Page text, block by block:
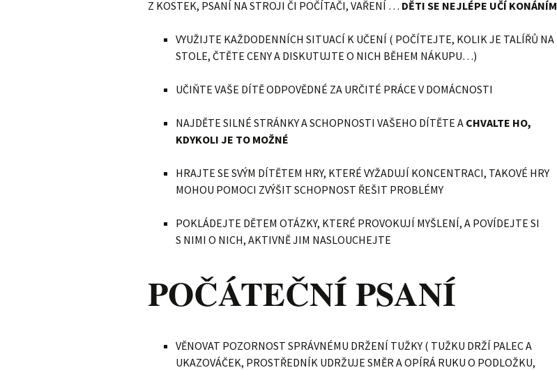
Z KOSTEK, PSANÍ NA STROJI ČI POČÍTAČI, VAŘENÍ … DĚTI SE NEJLÉPE UČÍ KONÁNÍM
VYUŽIJTE KAŽDODENNÍCH SITUACÍ K UČENÍ ( POČÍTEJTE, KOLIK JE TALÍŘŮ NA
STOLE, ČTĚTE CENY A DISKUTUJTE O NICH BĚHEM NÁKUPU…)
UČIŇTE VAŠE DÍTĚ ODPOVĚDNÉ ZA URČITÉ PRÁCE V DOMÁCNOSTI
NAJDĚTE SILNÉ STRÁNKY A SCHOPNOSTI VAŠEHO DÍTĚTE A CHVALTE HO,
KDYKOLI JE TO MOŽNÉ
HRAJTE SE SVÝM DÍTĚTEM HRY, KTERÉ VYŽADUJÍ KONCENTRACI, TAKOVÉ HRY
MOHOU POMOCI ZVÝŠIT SCHOPNOST ŘEŠIT PROBLÉMY
POKLÁDEJTE DĚTEM OTÁZKY, KTERÉ PROVOKUJÍ MYŠLENÍ, A POVÍDEJTE SI
S NIMI O NICH, AKTIVNĚ JIM NASLOUCHEJTE
POČÁTEČNÍ PSANÍ
VĚNOVAT POZORNOST SPRÁVNÉMU DRŽENÍ TUŽKY ( TUŽKU DRŽÍ PALEC A
UKAZOVÁČEK, PROSTŘEDNÍK UDRŽUJE SMĚR A OPÍRÁ RUKU O PODLOŽKU,